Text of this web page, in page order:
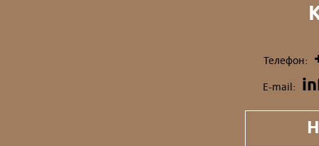
Телефон:
E-mail: